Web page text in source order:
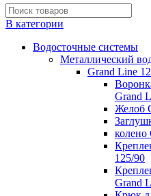
В категории
Водосточные системы
Металлический
Grand Line
Grand
Желоб
колено
125/90
Grand